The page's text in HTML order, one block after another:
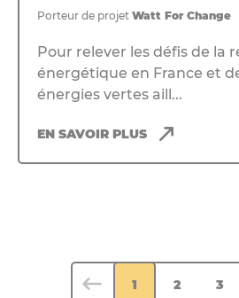
Porteur de projet Watt For Change
Pour relever les défis de la
énergétique en France et
énergies vertes aill...
EN SAVOIR PLUS
Précédent
1 2 3